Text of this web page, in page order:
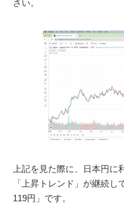
さい。
上記を見た際に、日本円に
「上昇トレンド」が継続
119円」です。